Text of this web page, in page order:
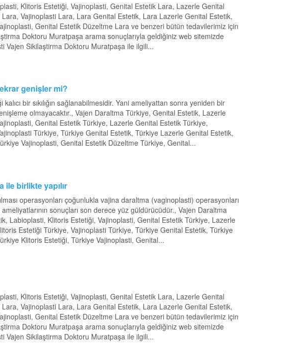
Klitoris Estetiği, Vajinoplasti, Genital Estetik Lara, Lazerle Genital
Vajinoplasti Lara, Lara Genital Estetik, Lara Lazerle Genital Estetik,
Genital Estetik Düzeltme Lara ve benzeri bütün tedavilerimiz için
Doktoru Muratpaşa arama sonuçlarıyla geldiğiniz web sitemizde
Vajen Sikilaştirma Doktoru Muratpaşa ile ilgili...
genişler mi?
bir sıkılığın sağlanabilmesidir. Yani ameliyattan sonra yeniden bir
olmayacaktır., Vajen Daraltma Türkiye, Genital Estetik, Lazerle
Genital Estetik Türkiye, Lazerle Genital Estetik Türkiye,
Türkiye, Türkiye Genital Estetik, Türkiye Lazerle Genital Estetik,
Vajinoplasti, Genital Estetik Düzeltme Türkiye, Genital...
birlikte yapılır
operasyonları çoğunlukla vajina daraltma (vaginoplasti) operasyonları
sonuçları son derece yüz güldürücüdür., Vajen Daraltma
Labioplasti, Klitoris Estetiği, Vajinoplasti, Genital Estetik Türkiye, Lazerle
Estetiği Türkiye, Vajinoplasti Türkiye, Türkiye Genital Estetik, Türkiye
Klitoris Estetiği, Türkiye Vajinoplasti, Genital...
Klitoris Estetiği, Vajinoplasti, Genital Estetik Lara, Lazerle Genital
Vajinoplasti Lara, Lara Genital Estetik, Lara Lazerle Genital Estetik,
Genital Estetik Düzeltme Lara ve benzeri bütün tedavilerimiz için
Doktoru Muratpaşa arama sonuçlarıyla geldiğiniz web sitemizde
Vajen Sikilaştirma Doktoru Muratpaşa ile ilgili...